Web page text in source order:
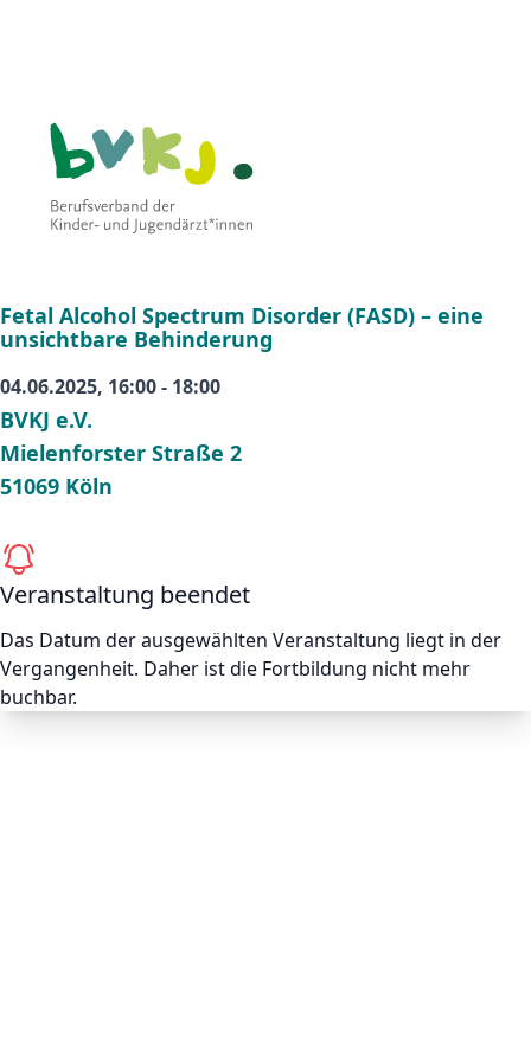
Fetal Alcohol Spectrum Disorder (FASD) – eine
unsichtbare Behinderung
04.06.2025, 16:00 - 18:00
BVKJ e.V.
Mielenforster Straße 2
51069 Köln
Veranstaltung beendet
Das Datum der ausgewählten Veranstaltung liegt in der
Vergangenheit. Daher ist die Fortbildung nicht mehr
buchbar.